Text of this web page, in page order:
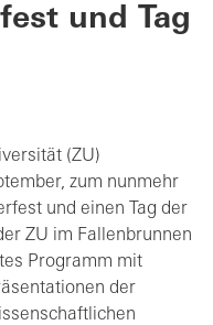
und Tag
(ZU)
zum nunmehr
und einen Tag der
ZU im Fallenbrunnen
Programm mit
der